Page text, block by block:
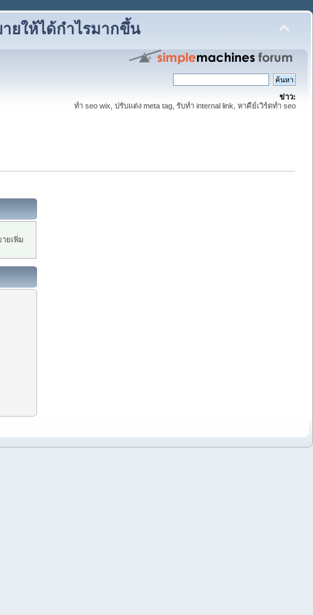
ยให้ได้กำไรมากขึ้น
ข่าว:
ทำ seo wix, ปรับแต่ง meta tag, รับทำ internal link, หาคีย์เวิร์ดทำ seo
ายเพิ่ม